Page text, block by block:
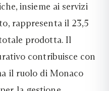
insieme ai servizi
rappresenta il 23,5
prodotta. Il
contribuisce con
il ruolo di Monaco